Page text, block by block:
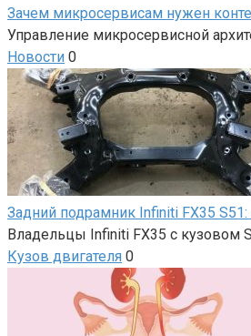
Зачем микросервисам нужен
Управление микросервисной
Новости 0
Задний подрамник Infiniti FX35
Владельцы Infiniti FX35 с кузовом
Кузов двигателя 0